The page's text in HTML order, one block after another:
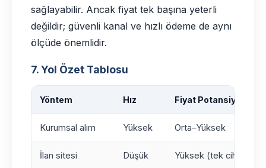
sağlayabilir. Ancak fiyat tek başına yeterli
değildir; güvenli kanal ve hızlı ödeme de aynı
ölçüde önemlidir.
7. Yol Özet Tablosu
Yöntem Hız Fiyat Potansiyeli
Kurumsal alım Yüksek Orta–Yüksek
İlan sitesi Düşük Yüksek (tek cihaz)